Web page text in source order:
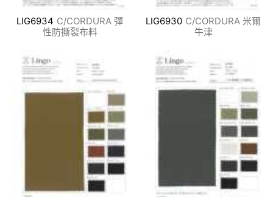
LIG6934 C/CORDURA 彈
性防撕裂布料
LIG6930 C/CORDURA 米爾
牛津